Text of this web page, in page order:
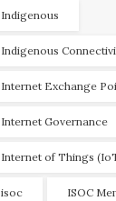
Indigenous
Indigenous
Internet Exchange
Internet Governance
Internet of Things
isoc ISOC